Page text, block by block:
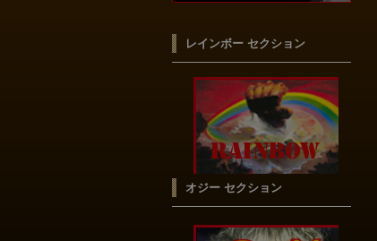
レインボー セクション
オジー セクション